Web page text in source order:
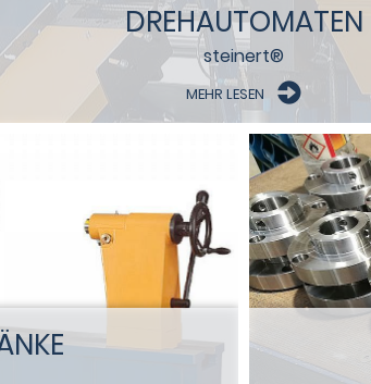
DREHAUTOMATEN
steinert®
MEHR LESEN